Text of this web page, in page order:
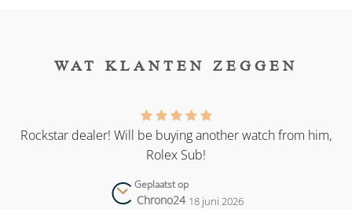
WAT KLANTEN ZEGGEN
Rockstar dealer! Will be buying another watch from him,
Rolex Sub!
Geplaatst op
Chrono24 18 juni 2026